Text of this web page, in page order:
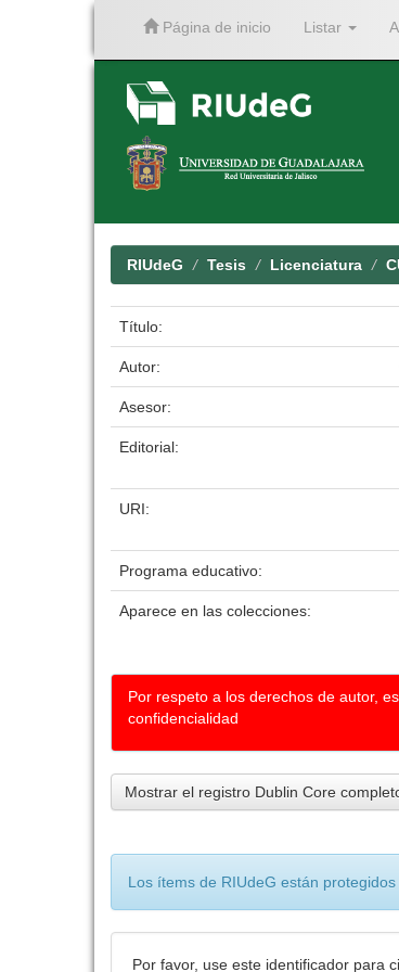
Página de inicio Listar
RIUdeG Tesis Licenciatura
Título:
Autor:
Asesor:
Editorial:
URI:
Programa educativo:
Aparece en las colecciones:
Por respeto a los derechos de autor,
confidencialidad
Mostrar el registro Dublin Core
Los ítems de RIUdeG están
Por favor, use este identificador para